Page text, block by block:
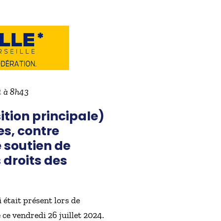
à 8h43
principale)
contre
soutien de
droits des
était présent lors de
ce vendredi 26 juillet 2024.